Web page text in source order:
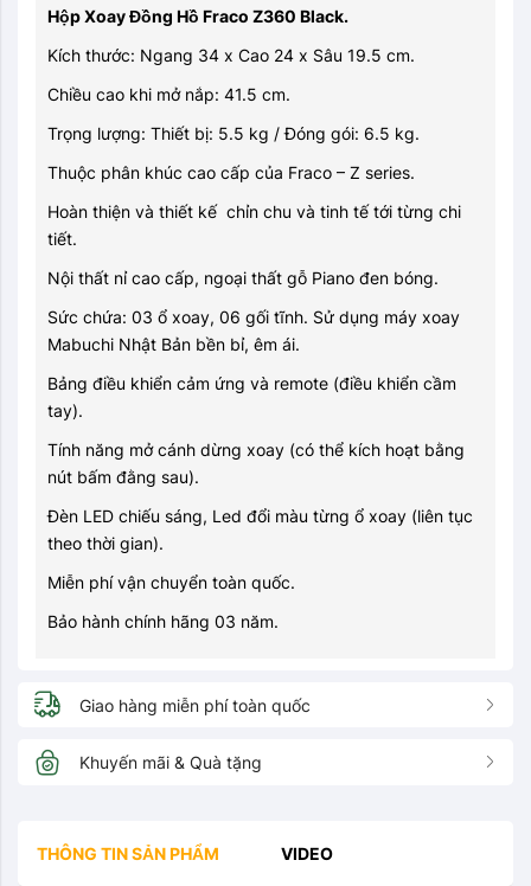
Hộp Xoay Đồng Hồ Fraco Z360 Black.
Kích thước: Ngang 34 x Cao 24 x Sâu 19.5 cm.
Chiều cao khi mở nắp: 41.5 cm.
Trọng lượng: Thiết bị: 5.5 kg / Đóng gói: 6.5 kg.
Thuộc phân khúc cao cấp của Fraco – Z series.
Hoàn thiện và thiết kế chỉn chu và tinh tế tới từng chi
tiết.
Nội thất nỉ cao cấp, ngoại thất gỗ Piano đen bóng.
Sức chứa: 03 ổ xoay, 06 gối tĩnh. Sử dụng máy xoay
Mabuchi Nhật Bản bền bỉ, êm ái.
Bảng điều khiển cảm ứng và remote (điều khiển cầm
tay).
Tính năng mở cánh dừng xoay (có thể kích hoạt bằng
nút bấm đằng sau).
Đèn LED chiếu sáng, Led đổi màu từng ổ xoay (liên tục
theo thời gian).
Miễn phí vận chuyển toàn quốc.
Bảo hành chính hãng 03 năm.
Giao hàng miễn phí toàn quốc
Khuyến mãi & Quà tặng
THÔNG TIN SẢN PHẨM VIDEO